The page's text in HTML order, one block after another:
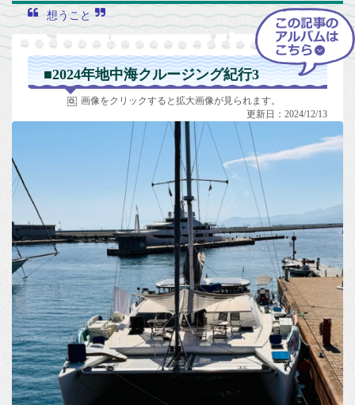
想うこと
■2024年地中海クルージング紀行3
画像をクリックすると拡大画像が見られます。
更新日：2024/12/13